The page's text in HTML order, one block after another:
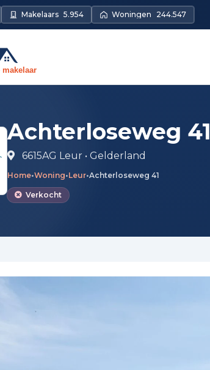
Makelaars 5.954 Woningen 244.547
Achterloseweg 41
6615AG Leur • Gelderland
Home•Woning•Leur•Achterloseweg 41
Verkocht